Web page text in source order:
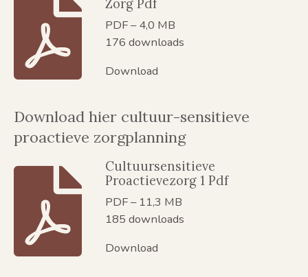
Zorg Pdf
PDF – 4,0 MB
176 downloads
Download
Download hier cultuur-sensitieve
proactieve zorgplanning
Cultuursensitieve
Proactievezorg 1 Pdf
PDF – 11,3 MB
185 downloads
Download